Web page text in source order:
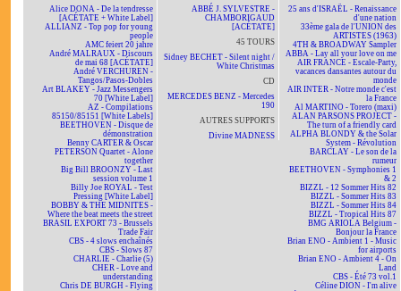
Alice DONA - De la tendresse
[ACÉTATE + White Label]
ALLIANZ - Top pop for young
people
AMC feiert 20 jahre
André MALRAUX - Discours
de mai 68 [ACÉTATE]
André VERCHUREN -
Tangos/Pasos-Dobles
Art BLAKEY - Jazz Messengers
70 [White Label]
AZ - Compilations
85150/85151 [White Labels]
BEETHOVEN - Disque de
démonstration
Benny CARTER & Oscar
PETERSON Quartet - Alone
together
Big Bill BROONZY - Last
session volume 1
Billy Joe ROYAL - Test
Pressing [White Label]
BOBBY & THE MIDNITES -
Where the beat meets the street
BRASIL EXPORT 73 - Brussels
Trade Fair
CBS - 4 slows enchaînés
CBS - Slows 87
CHARLIE - Charlie (5)
CHER - Love and
understanding
Chris DE BURGH - Flying
ABBÉ J. SYLVESTRE -
CHAMBORIGAUD
[ACÉTATE]
45 TOURS
Sidney BECHET - Silent night /
White Christmas
CD
MERCEDES BENZ - Mercedes
190
AUTRES SUPPORTS
Divine MADNESS
25 ans d'ISRAËL - Renaissance
d'une nation
33ème gala de l'UNION des
ARTISTES (1963)
4TH & BROADWAY Sampler
ABBA - Lay all your love on me
AIR FRANCE - Escale-Party,
vacances dansantes autour du
monde
AIR INTER - Notre monde c'est
la France
Al MARTINO - Torero (maxi)
ALAN PARSONS PROJECT -
The turn of a friendly card
ALPHA BLONDY & the Solar
System - Révolution
BARCLAY - Le son de la
rumeur
BEETHOVEN - Symphonies 1
& 2
BIZZL - 12 Sommer Hits 82
BIZZL - Sommer Hits 83
BIZZL - Sommer Hits 84
BIZZL - Tropical Hits 87
BMG ARIOLA Belgium -
Bonjour la France
Brian ENO - Ambient 1 - Music
for airports
Brian ENO - Ambient 4 - On
Land
CBS - Été 73 vol.1
Céline DION - I'm alive